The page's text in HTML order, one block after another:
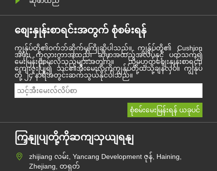
စျေးနှုန်းစာရင်းအတွက် စုံစမ်းရန်
ကျွန်ုပ်တို့၏ဝက်ဘ်ဆိုက်မှကြိုဆိုပါသည်။ ကျွန်ုပ်တို့၏ Cushion
အဖုံး၊ ကုလားကာအထည်၊ ဆိုဖာအထည်အလိပ်နှင့် ပတ်သက်၍
မေးမြန်းစုံစမ်းလိုသည်များအတွက်။ သို့မဟုတ်စျေးနှုန်းစာရင်း၊
ကျေးဇူးပြု၍ သင်၏အီးမေးလ်ကိုကျွန်ုပ်တို့ထံသို့ချန်လှပ်။ ကျွန်ုပ်
တို့ ၂၄ နာရီအတွင်းဆက်သွယ်နိုင်ပါသည်။
ကြှနျုပျတို့ကိုဆကျသှယျရနျ
zhijiang လမ်း, Yancang Development ဇုန်, Haining,
Zhejiang, တရုတ်